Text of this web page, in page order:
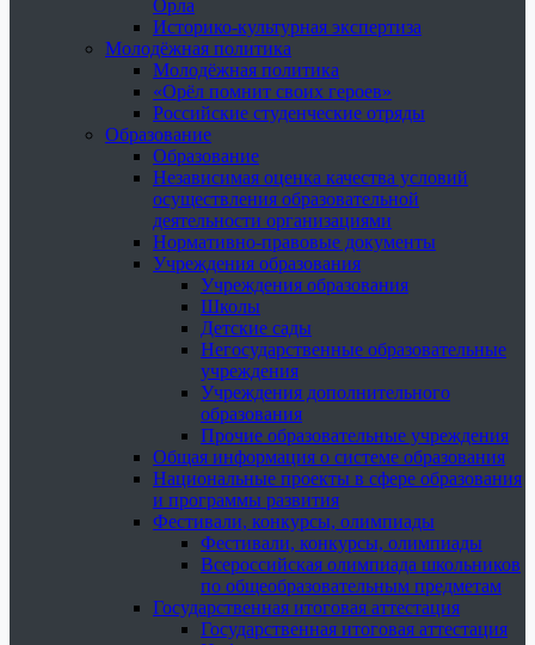
Орла
Историко-культурная экспертиза
Молодёжная политика
Молодёжная политика
«Орёл помнит своих героев»
Российские студенческие отряды
Образование
Образование
Независимая оценка качества условий
осуществления образовательной
деятельности организациями
Нормативно-правовые документы
Учреждения образования
Учреждения образования
Школы
Детские сады
Негосударственные образовательные
учреждения
Учреждения дополнительного
образования
Прочие образовательные учреждения
Общая информация о системе образования
Национальные проекты в сфере образования
и программы развития
Фестивали, конкурсы, олимпиады
Фестивали, конкурсы, олимпиады
Всероссийская олимпиада школьников
по общеобразовательным предметам
Государственная итоговая аттестация
Государственная итоговая аттестация